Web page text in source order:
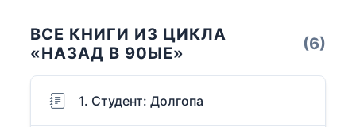
ВСЕ КНИГИ ИЗ ЦИКЛА
«НАЗАД В 90ЫЕ»
(6)
1. Студент: Долгопа